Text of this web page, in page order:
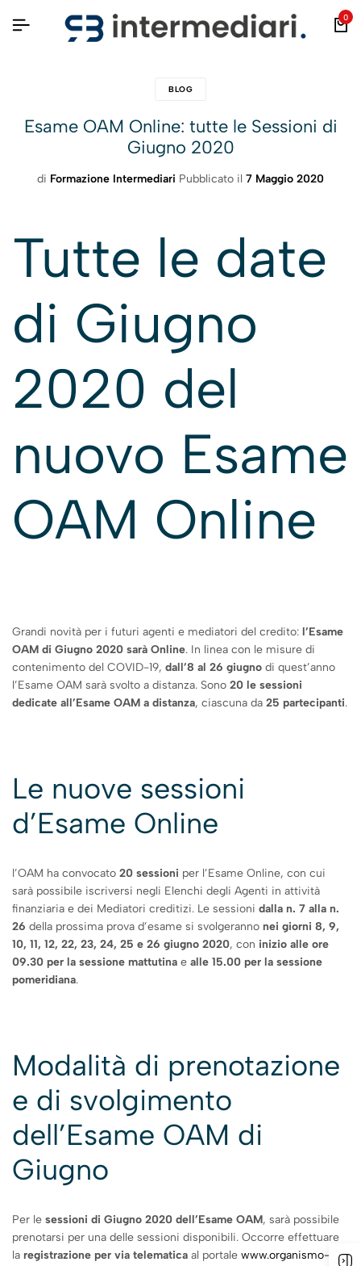
0
BLOG
Esame OAM Online: tutte le Sessioni di
Giugno 2020
di Formazione Intermediari Pubblicato il 7 Maggio 2020
Tutte le date
di Giugno
2020 del
nuovo Esame
OAM Online
Grandi novità per i futuri agenti e mediatori del credito: l’Esame
OAM di Giugno 2020 sarà Online. In linea con le misure di
contenimento del COVID-19, dall’8 al 26 giugno di quest’anno
l’Esame OAM sarà svolto a distanza. Sono 20 le sessioni
dedicate all’Esame OAM a distanza, ciascuna da 25 partecipanti.
Le nuove sessioni
d’Esame Online
l’OAM ha convocato 20 sessioni per l’Esame Online, con cui
sarà possibile iscriversi negli Elenchi degli Agenti in attività
finanziaria e dei Mediatori creditizi. Le sessioni dalla n. 7 alla n.
26 della prossima prova d’esame si svolgeranno nei giorni 8, 9,
10, 11, 12, 22, 23, 24, 25 e 26 giugno 2020, con inizio alle ore
09.30 per la sessione mattutina e alle 15.00 per la sessione
pomeridiana.
Modalità di prenotazione
e di svolgimento
dell’Esame OAM di
Giugno
Per le sessioni di Giugno 2020 dell’Esame OAM, sarà possibile
prenotarsi per una delle sessioni disponibili. Occorre effettuare
la registrazione per via telematica al portale www.organismo-